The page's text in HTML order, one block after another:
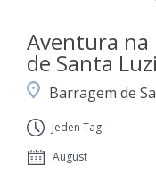
Aventura na
de Santa
Barragem de
Jeden Tag
August